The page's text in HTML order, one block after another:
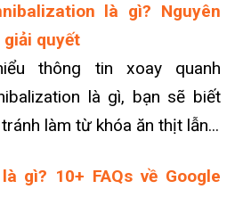
là gì? Nguyên
quyết
thông tin xoay quanh
là gì, bạn sẽ biết
làm từ khóa ăn thịt lẫn...
gì? 10+ FAQs về Google